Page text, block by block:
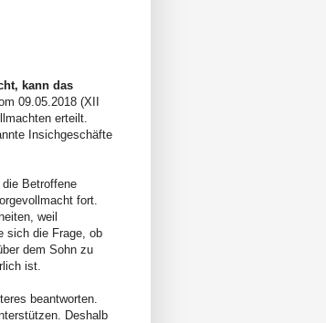
kann das
09.05.2018 (XII
erteilt.
Insichgeschäfte
Betroffene
fort.
weil
sich die Frage, ob
dem Sohn zu
ist.
beantworten.
Deshalb